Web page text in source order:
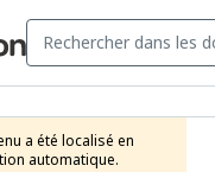
a été localisé en
automatique.